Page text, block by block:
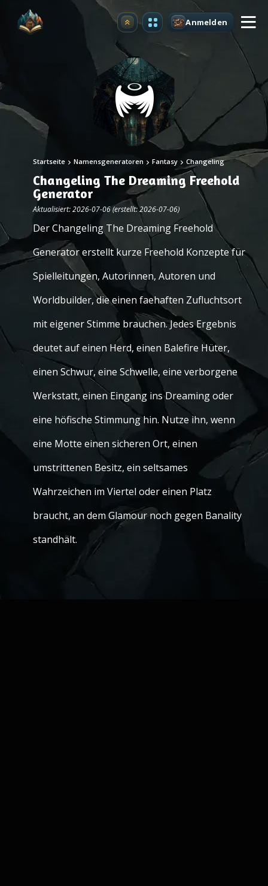
Upgrade Anmelden
Startseite Namensgeneratoren Fantasy Changeling
Changeling The Dreaming Freehold
Generator
Aktualisiert: 2026-07-06 (erstellt: 2026-07-06)
Der Changeling The Dreaming Freehold
Generator erstellt kurze Freehold Konzepte für
Spielleitungen, Autorinnen, Autoren und
Worldbuilder, die einen faehaften Zufluchtsort
mit eigener Stimme brauchen. Jedes Ergebnis
deutet auf einen Herd, einen Balefire Hüter,
einen Schwur, eine Schwelle, eine verborgene
Werkstatt, einen Eingang ins Dreaming oder
eine höfische Stimmung hin. Nutze ihn, wenn
eine Motte einen sicheren Ort, einen
umstrittenen Besitz, ein seltsames
Wahrzeichen im Viertel oder einen Platz
braucht, an dem Glamour noch gegen Banality
standhält.